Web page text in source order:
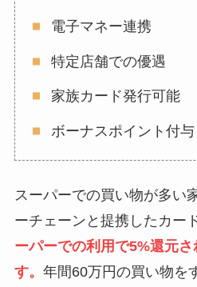
電子マネー連携
特定店舗での優遇
家族カード発行可能
ボーナスポイント付与
スーパーでの買い物が多い
ーチェーンと提携したカー
ーパーでの利用で5%還元
す。 年間60万円の買い物を